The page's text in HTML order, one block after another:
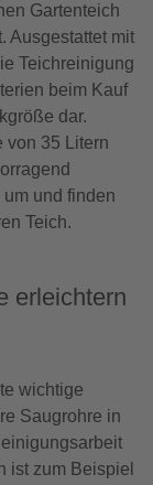
Gartenteich
Ausgestattet mit
Teichreinigung
beim Kauf
dar.
von 35 Litern
und finden
Teich.
erleichtern
wichtige
Saugrohre in
ist zum Beispiel